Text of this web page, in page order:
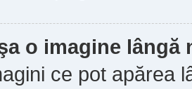
o imagine lângă
ce pot apărea